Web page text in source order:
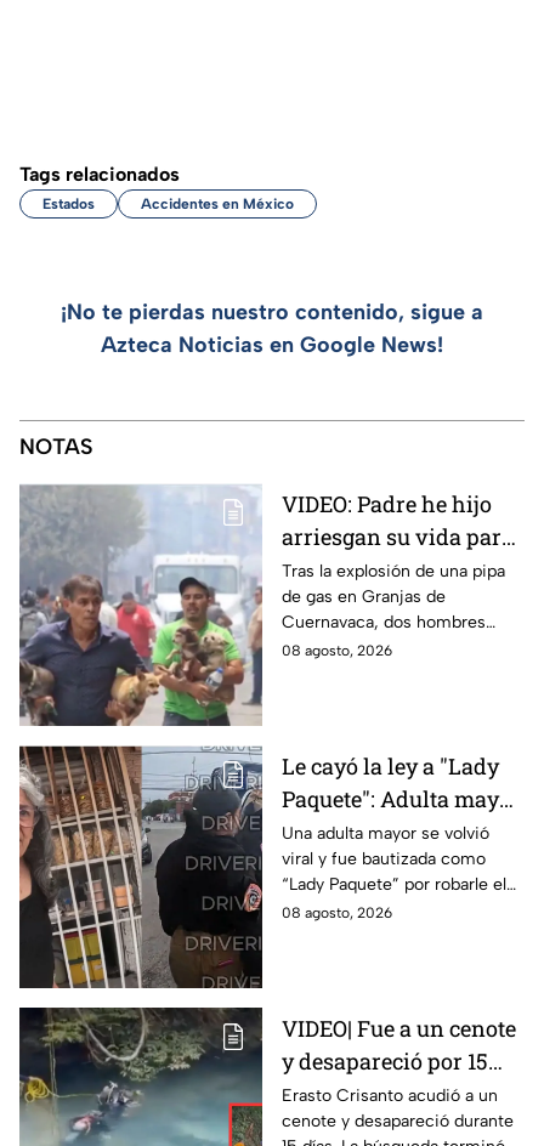
Tags relacionados
Estados Accidentes en México
¡No te pierdas nuestro contenido, sigue a
Azteca Noticias en Google News!
NOTAS
VIDEO: Padre he hijo
arriesgan su vida para
rescatar a sus perritos
tras la explosión de
pipa de gas en
Cuernavaca
Tras la explosión de una pipa
de gas en Granjas de
Cuernavaca, dos hombres
arriesgaron su vida para volver
08 agosto, 2026
Le cayó la ley a "Lady
Paquete": Adulta mayor
le roba celular a
repartidor y la policía
va por ella a su casa
Una adulta mayor se volvió
viral y fue bautizada como
“Lady Paquete” por robarle el
celular a un repartidor en
08 agosto, 2026
VIDEO| Fue a un cenote
y desapareció por 15
días; así encontraron al
pescador Erasto
Erasto Crisanto acudió a un
cenote y desapareció durante